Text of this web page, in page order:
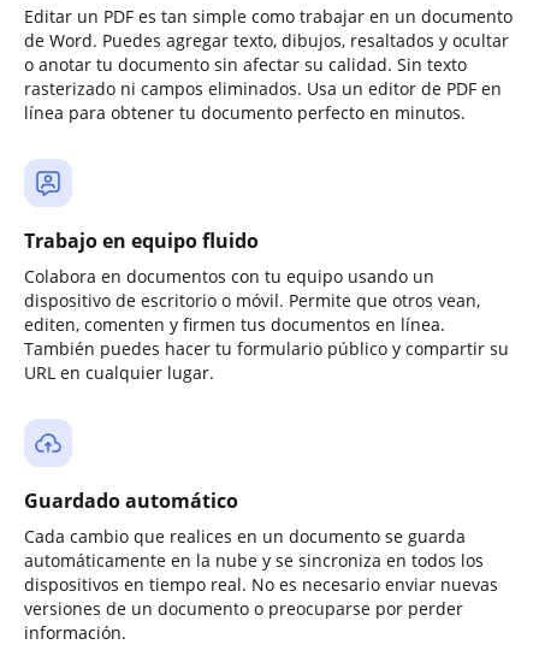
Editar un PDF es tan simple como trabajar en un documento
de Word. Puedes agregar texto, dibujos, resaltados y ocultar
o anotar tu documento sin afectar su calidad. Sin texto
rasterizado ni campos eliminados. Usa un editor de PDF en
línea para obtener tu documento perfecto en minutos.
Trabajo en equipo fluido
Colabora en documentos con tu equipo usando un
dispositivo de escritorio o móvil. Permite que otros vean,
editen, comenten y firmen tus documentos en línea.
También puedes hacer tu formulario público y compartir su
URL en cualquier lugar.
Guardado automático
Cada cambio que realices en un documento se guarda
automáticamente en la nube y se sincroniza en todos los
dispositivos en tiempo real. No es necesario enviar nuevas
versiones de un documento o preocuparse por perder
información.